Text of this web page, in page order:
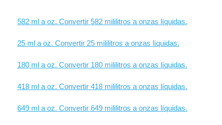
582 ml a oz. Convertir 582 mililitros a onzas líquidas.
25 ml a oz. Convertir 25 mililitros a onzas líquidas.
180 ml a oz. Convertir 180 mililitros a onzas líquidas.
418 ml a oz. Convertir 418 mililitros a onzas líquidas.
649 ml a oz. Convertir 649 mililitros a onzas líquidas.